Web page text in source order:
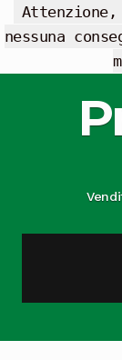
nessuna
navigazione
contenuto